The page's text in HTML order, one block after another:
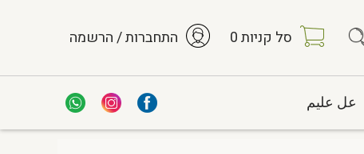
סל קניות0 התחברות / הרשמה
عل عليم